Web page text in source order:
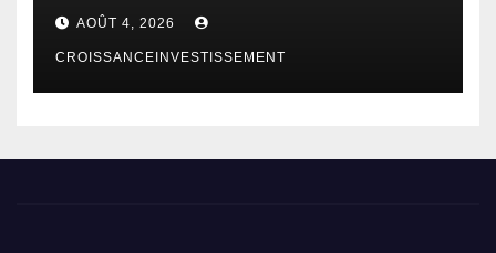
AOÛT 4, 2026
CROISSANCEINVESTISSEMENT